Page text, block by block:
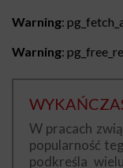
Warning:
Warning:
W pracach
popularność
podkreśla